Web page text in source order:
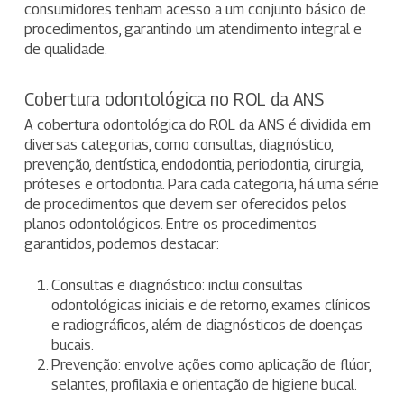
consumidores tenham acesso a um conjunto básico de
procedimentos, garantindo um atendimento integral e
de qualidade.
Cobertura odontológica no ROL da ANS
A cobertura odontológica do ROL da ANS é dividida em
diversas categorias, como consultas, diagnóstico,
prevenção, dentística, endodontia, periodontia, cirurgia,
próteses e ortodontia. Para cada categoria, há uma série
de procedimentos que devem ser oferecidos pelos
planos odontológicos. Entre os procedimentos
garantidos, podemos destacar:
Consultas e diagnóstico: inclui consultas
odontológicas iniciais e de retorno, exames clínicos
e radiográficos, além de diagnósticos de doenças
bucais.
Prevenção: envolve ações como aplicação de flúor,
selantes, profilaxia e orientação de higiene bucal.